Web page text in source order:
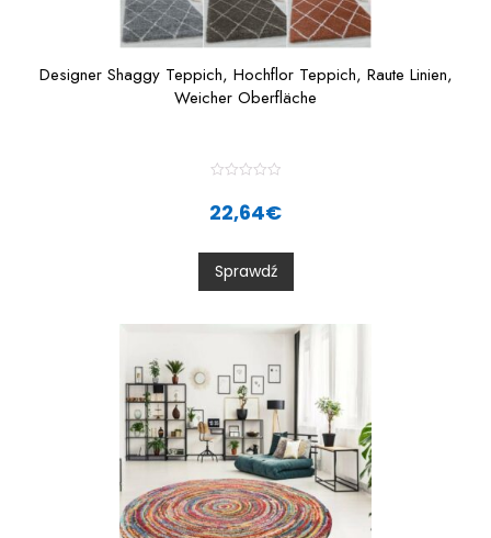
Designer Shaggy Teppich, Hochflor Teppich, Raute Linien,
Weicher Oberfläche
t
0
o
u
t
22,64€
Sprawdź